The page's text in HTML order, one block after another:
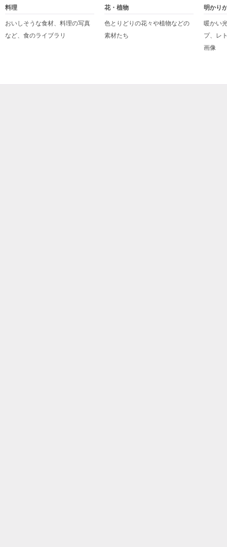
料理
おいしそうな食材、料理の写真
など、食のライブラリ
花・植物
色とりどりの花々や植物などの
素材たち
明かり
暖かい
プ、レ
画像